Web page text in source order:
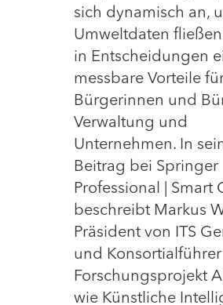
sich dynamisch an,
Umweltdaten
in Entscheidungen
messbare Vorteile
Bürgerinnen und
Verwaltung und
Unternehmen. In
Beitrag bei Springer
Professional | Smart
beschreibt Markus
Präsident von ITS
und
Forschungsprojekt
wie Künstliche